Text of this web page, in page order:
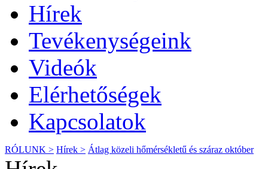
Hírek
Tevékenységeink
Videók
Elérhetőségek
Kapcsolatok
RÓLUNK > Hírek > Átlag közeli hőmérsékletű és száraz október